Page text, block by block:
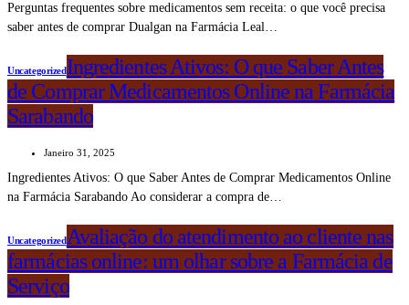
Perguntas frequentes sobre medicamentos sem receita: o que você precisa
saber antes de comprar Dualgan na Farmácia Leal…
UncategorizedIngredientes Ativos: O que Saber Antes
de Comprar Medicamentos Online na Farmácia
Sarabando
Janeiro 31, 2025
Ingredientes Ativos: O que Saber Antes de Comprar Medicamentos Online
na Farmácia Sarabando Ao considerar a compra de…
UncategorizedAvaliação do atendimento ao cliente nas
farmácias online: um olhar sobre a Farmácia de
Serviço